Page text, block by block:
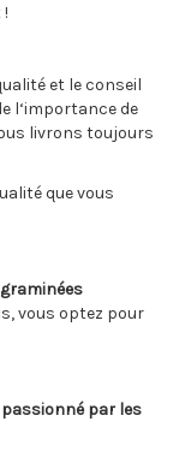
et le conseil
l‘importance de
livrons toujours
que vous
vous optez pour
par les